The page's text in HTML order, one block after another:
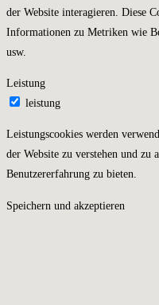
der Website interagieren. Diese
Informationen zu Metriken wie
usw.
Leistung
leistung
Leistungscookies werden
der Website zu verstehen und zu
Benutzererfahrung zu bieten.
Speichern und akzeptieren